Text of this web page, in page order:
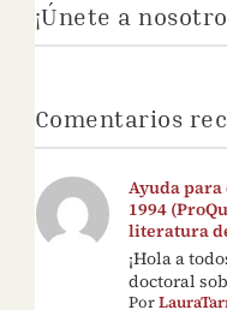
¡Únete a
Comentarios
Ayuda
1994
literatura
¡Hola a
doctoral
Por